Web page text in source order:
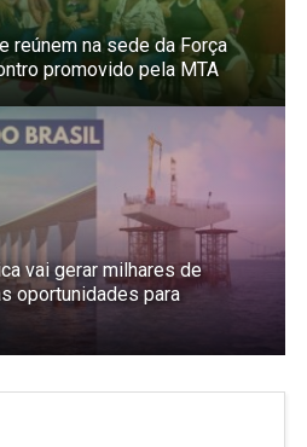
reúnem na sede da Força
promovido pela MTA
vai gerar milhares de
oportunidades para